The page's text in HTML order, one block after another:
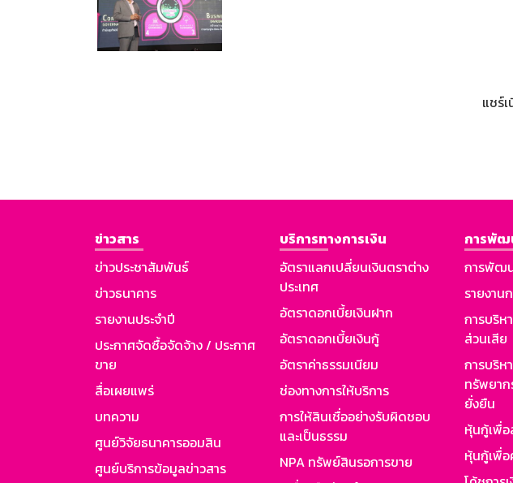
แชร์
ข่าวสาร
ข่าวประชาสัมพันธ์
ข่าวธนาคาร
รายงานประจำปี
ประกาศจัดซื้อจัดจ้าง / ประกาศ
ขาย
สื่อเผยแพร่
บทความ
ศูนย์วิจัยธนาคารออมสิน
ศูนย์บริการข้อมูลข่าวสาร
บริการทางการเงิน
อัตราแลกเปลี่ยนเงินตราต่าง
ประเทศ
อัตราดอกเบี้ยเงินฝาก
อัตราดอกเบี้ยเงินกู้
อัตราค่าธรรมเนียม
ช่องทางการให้บริการ
การให้สินเชื่ออย่างรับผิดชอบ
และเป็นธรรม
NPA ทรัพย์สินรอการขาย
การพัฒ
การพัฒ
รายงา
การบริห
ส่วนเสีย
การบริห
ทรัพยา
ยั่งยืน
หุ้นกู้เพื่
หุ้นกู้เพื่